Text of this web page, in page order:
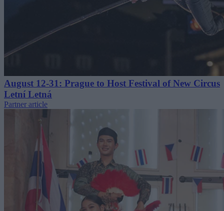
August 12-31: Prague to Host Festival of New Circus
Letní Letná
Partner article